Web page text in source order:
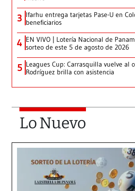
3 Ifarhu entrega tarjetas Pase-U en
beneficiarios
4 EN VIVO | Lotería Nacional de
sorteo de este 5 de agosto de 2026
5 Leagues Cup: Carrasquilla vuelve al
Rodríguez brilla con asistencia
Lo Nuevo